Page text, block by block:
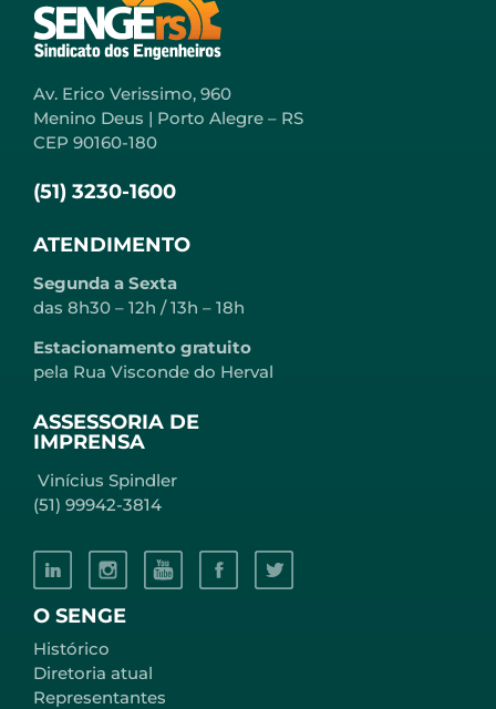
O SENGE
Histórico
Diretoria atual
Representantes
Av. Erico Verissimo, 960
Menino Deus | Porto Alegre – RS
CEP 90160-180
(51) 3230-1600
ATENDIMENTO
Segunda a Sexta
das 8h30 – 12h / 13h – 18h
Estacionamento gratuito
pela Rua Visconde do Herval
ASSESSORIA DE
IMPRENSA
Vinícius Spindler
(51) 99942-3814